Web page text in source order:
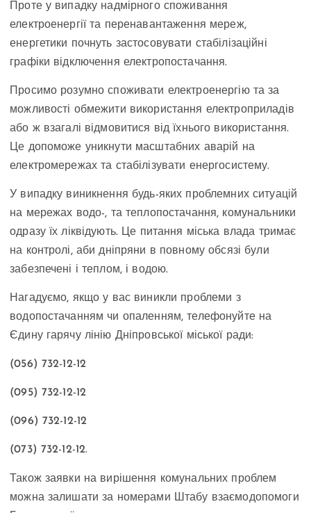
Проте у випадку надмірного споживання
електроенергії та перенавантаження мереж,
енергетики почнуть застосовувати стабілізаційні
графіки відключення електропостачання.
Просимо розумно споживати електроенергію та за
можливості обмежити використання електроприладів
або ж взагалі відмовитися від їхнього використання.
Це допоможе уникнути масштабних аварій на
електромережах та стабілізувати енергосистему.
У випадку виникнення будь-яких проблемних ситуацій
на мережах водо-, та теплопостачання, комунальники
одразу їх ліквідують. Це питання міська влада тримає
на контролі, аби дніпряни в повному обсязі були
забезпечені і теплом, і водою.
Нагадуємо, якщо у вас виникли проблеми з
водопостачанням чи опаленням, телефонуйте на
Єдину гарячу лінію Дніпровської міської ради:
(056) 732-12-12
(095) 732-12-12
(096) 732-12-12
(073) 732-12-12.
Також заявки на вирішення комунальних проблем
можна залишати за номерами Штабу взаємодопомоги